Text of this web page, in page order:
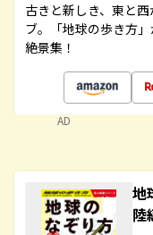
古きと新しき、東と
ブ。「地球の歩き方
絶景集！
AD
地
陸